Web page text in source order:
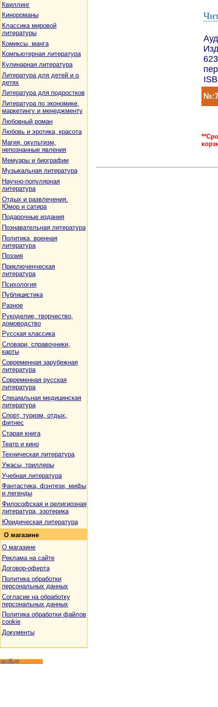
Квиллинг
Кинороманы
Классика мировой
литературы
Комиксы, манга
Компьютерная литература
Кулинарная литература
Литература для детей и о
детях
Литература для подростков
Литература по экономике,
маркетингу и менеджменту
Любовный роман
Любовь и эротика, красота
Магия, окультизм,
непознанные явления
Мемуары и биографии
Музыкальная литература
Научно-популярная
литература
Отдых и развлечения.
Юмор и сатира
Подарочные издания
Познавательная литература
Политика, военная
литература
Поэзия
Приключенческая
литература
Психология
Публицистика
Разное
Рукоделие, творчество,
домоводство
Русская классика
Словари, справочники,
карты
Современная зарубежная
литература
Современная русская
литература
Специальная медицинская
литература
Спорт, туризм, отдых,
фитнес
Старая книга
Театр и кино
Техническая литература
Ужасы, триллеры
Учебная литература
Фантастика, фэнтези, мифы
и легенды
Философская и религиозная
литература, эзотерика
Юридическая литература
О магазине
О магазине
Реклама на сайте
Договор-оферта
Политика обработки
персональных данных
Согласие на обработку
персональных данных
Политика обработки файлов
cookie
Документы